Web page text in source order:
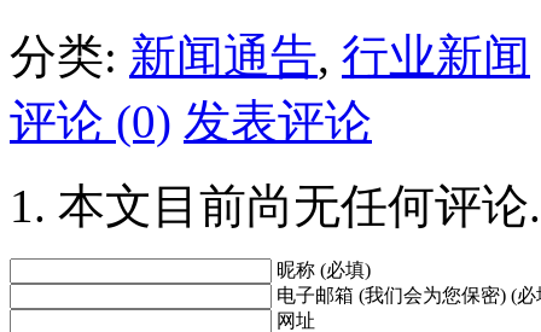
分类: 新闻通告, 行业新闻
评论 (0) 发表评论
本文目前尚无任何评论.
昵称 (必填)
电子邮箱 (我们会为您保密) (必
网址